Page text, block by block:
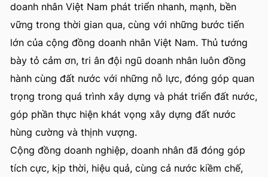
doanh nhân Việt Nam phát triển nhanh, mạnh, bền
vững trong thời gian qua, cùng với những bước tiến
lớn của cộng đồng doanh nhân Việt Nam. Thủ tướng
bày tỏ cảm ơn, tri ân đội ngũ doanh nhân luôn đồng
hành cùng đất nước với những nỗ lực, đóng góp quan
trọng trong quá trình xây dựng và phát triển đất nước,
góp phần thực hiện khát vọng xây dựng đất nước
hùng cường và thịnh vượng.
Cộng đồng doanh nghiệp, doanh nhân đã đóng góp
tích cực, kịp thời, hiệu quả, cùng cả nước kiềm chế,